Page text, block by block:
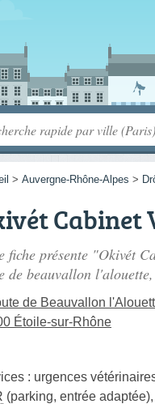
> Auvergne-Rhône-Alpes >
fiche présente "Okivét
de beauvallon l'alouette
de Beauvallon
Étoile-sur-Rhône
: urgences
(parking, entrée adaptée),